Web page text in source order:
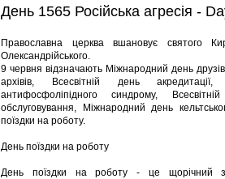
День 1565 Російська агресія -
Православна церква вшановує святого
Олександрійського.
9 червня відзначають Міжнародний день
архівів, Всесвітній день
антифосфоліпідного синдрому,
обслуговування, Міжнародний день
поїздки на роботу.
День поїздки на роботу
День поїздки на роботу - це щорічний